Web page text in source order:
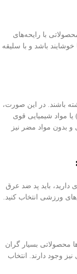
با رایحه‌های
باشد و با سلیقه
باشند. در این صورت،
یا مواد شیمیایی قوی
بدون مواد مضر نیز
دارید، باید پد ضد عرق
ورزشی انتخاب کنید.
محصولاتی بسیار گران
وجود دارند. انتخاب